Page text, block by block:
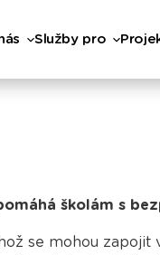
Služby pro
školám s
se mohou zapojit